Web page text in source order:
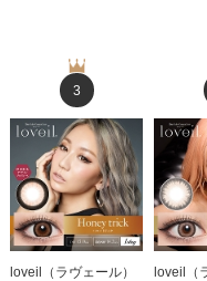
3
loveil（ラヴェール）
loveil（